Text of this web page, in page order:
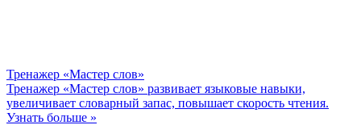
Тренажер «Мастер слов»
Тренажер «Мастер слов» развивает языковые навыки,
увеличивает словарный запас, повышает скорость чтения.
Узнать больше »